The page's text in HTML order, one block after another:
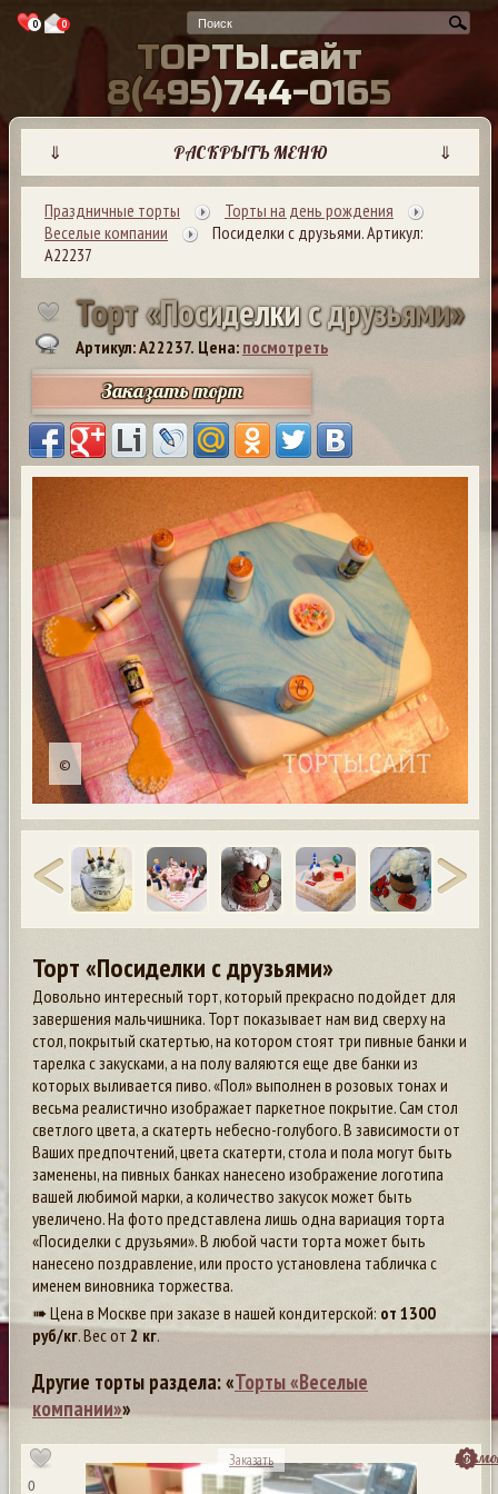
0 0
ТОРТЫ.сайт
8(495)744-0165
⇓ РАСКРЫТЬ МЕНЮ ⇓
Праздничные торты
Торты на день рождения
Веселые компании
Посиделки с друзьями. Артикул:
А22237
Торт«Посиделкисдрузьями»
Артикул: A22237. Цена: посмотреть
Заказать торт
©
Торт «Посиделки с друзьями»
Довольно интересный торт, который прекрасно подойдет для
завершения мальчишника. Торт показывает нам вид сверху на
стол, покрытый скатертью, на котором стоят три пивные банки и
тарелка с закусками, а на полу валяются еще две банки из
которых выливается пиво. «Пол» выполнен в розовых тонах и
весьма реалистично изображает паркетное покрытие. Сам стол
светлого цвета, а скатерть небесно-голубого. В зависимости от
Ваших предпочтений, цвета скатерти, стола и пола могут быть
заменены, на пивных банках нанесено изображение логотипа
вашей любимой марки, а количество закусок может быть
увеличено. На фото представлена лишь одна вариация торта
«Посиделки с друзьями». В любой части торта может быть
нанесено поздравление, или просто установлена табличка с
именем виновника торжества.
➠ Цена в Москве при заказе в нашей кондитерской: от 1300
руб/кг. Вес от2 кг.
Другие торты раздела: «Торты «Веселые
компании»»
0
Заказать